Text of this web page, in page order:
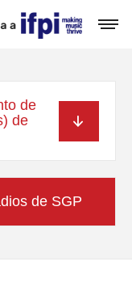
de
de
de SGP